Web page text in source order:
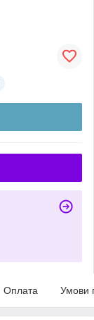
Оплата Умови